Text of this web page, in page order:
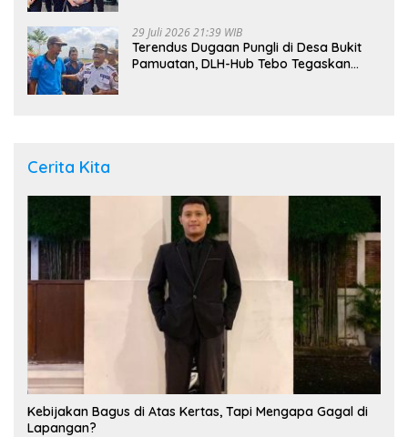
29 Juli 2026 21:39 WIB
Terendus Dugaan Pungli di Desa Bukit
Pamuatan, DLH-Hub Tebo Tegaskan
Cerita Kita
Kebijakan Bagus di Atas Kertas, Tapi Mengapa Gagal di
Lapangan?